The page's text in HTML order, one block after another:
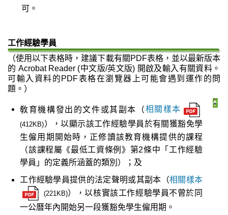
可。
工作經驗學員
（使用以下表格時，建議下載有關PDF表格，並以最新版本
的 Acrobat Reader (中文版/英文版) 開啟及輸入有關資料。
可輸入資料的PDF表格在瀏覽器上可能會遇到運作的問
題。）
敎育機構發出的文件或其副本（相關樣本
(412KB)），以顯示該工作經驗學員於有關獲豁免學
生僱用期開始時，正修讀該教育機構提供的課程
（該課程屬《最低工資條例》第2條中「工作經驗
學員」的定義所涵蓋的類別）；及
工作經驗學員提供的法定聲明或其副本（相關樣本
(221KB)），以核實該工作經驗學員不曾於同
一公曆年內開始另一段獲豁免學生僱用期。